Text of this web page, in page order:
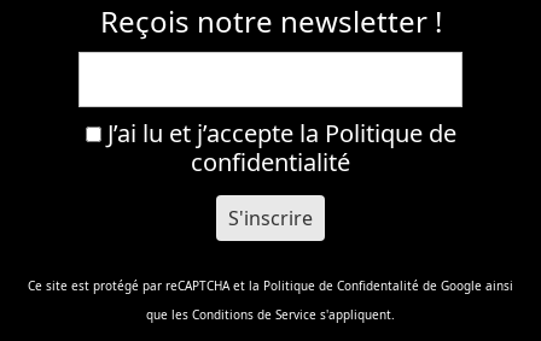
Reçois notre newsletter !
J’ai lu et j’accepte la Politique de
confidentialité
Ce site est protégé par reCAPTCHA et la Politique de Confidentalité de Google ainsi
que les Conditions de Service s'appliquent.